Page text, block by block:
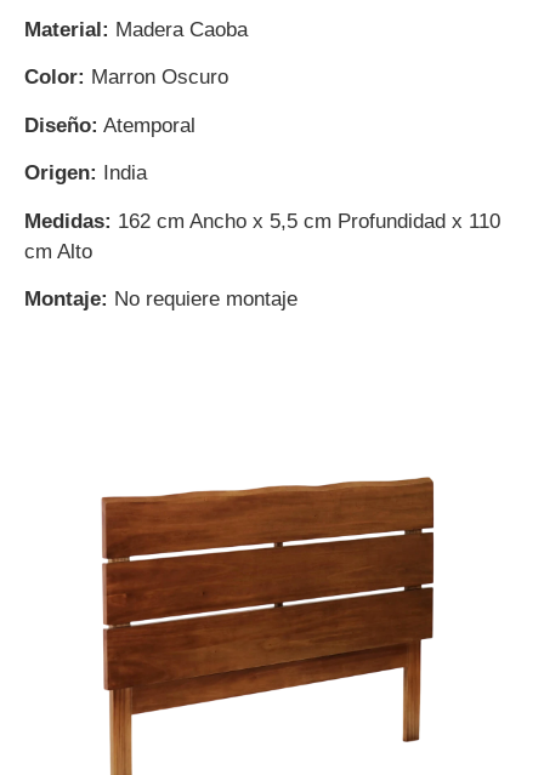
Material: Madera Caoba
Color: Marron Oscuro
Diseño: Atemporal
Origen: India
Medidas: 162 cm Ancho x 5,5 cm Profundidad x 110
cm Alto
Montaje: No requiere montaje